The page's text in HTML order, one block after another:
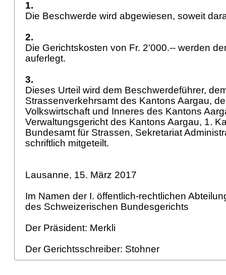
1.
Die Beschwerde wird abgewiesen, soweit
2.
Die Gerichtskosten von Fr. 2'000.-- werden
auferlegt.
3.
Dieses Urteil wird dem Beschwerdeführer,
Strassenverkehrsamt des Kantons Aargau,
Volkswirtschaft und Inneres des Kantons
Verwaltungsgericht des Kantons Aargau, 1.
Bundesamt für Strassen, Sekretariat
schriftlich mitgeteilt.
Lausanne, 15. März 2017
Im Namen der I. öffentlich-rechtlichen
des Schweizerischen Bundesgerichts
Der Präsident: Merkli
Der Gerichtsschreiber: Stohner